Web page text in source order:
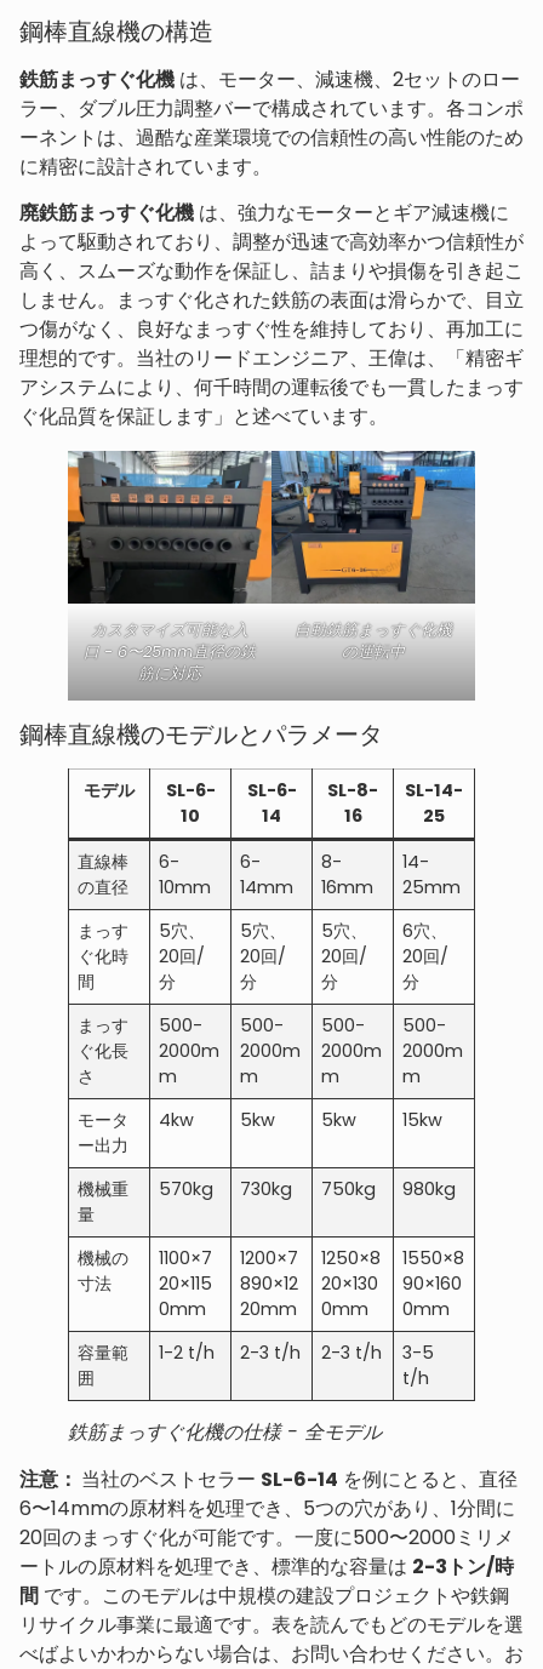
鋼棒直線機の構造
鉄筋まっすぐ化機 は、モーター、減速機、2セットのロー
ラー、ダブル圧力調整バーで構成されています。各コンポ
ーネントは、過酷な産業環境での信頼性の高い性能のため
に精密に設計されています。
廃鉄筋まっすぐ化機 は、強力なモーターとギア減速機に
よって駆動されており、調整が迅速で高効率かつ信頼性が
高く、スムーズな動作を保証し、詰まりや損傷を引き起こ
しません。まっすぐ化された鉄筋の表面は滑らかで、目立
つ傷がなく、良好なまっすぐ性を維持しており、再加工に
理想的です。当社のリードエンジニア、王偉は、「精密ギ
アシステムにより、何千時間の運転後でも一貫したまっす
ぐ化品質を保証します」と述べています。
カスタマイズ可能な入
口 - 6〜25mm直径の鉄
筋に対応
自動鉄筋まっすぐ化機
の運転中
鋼棒直線機のモデルとパラメータ
モデル
SL-6-
10
SL-6-
14
SL-8-
16
SL-14-
25
直線棒
の直径
6-
10mm
6-
14mm
8-
16mm
14-
25mm
まっす
ぐ化時
間
5穴、
20回/
分
5穴、
20回/
分
5穴、
20回/
分
6穴、
20回/
分
まっす
ぐ化長
さ
500-
2000m
m
500-
2000m
m
500-
2000m
m
500-
2000m
m
モータ
ー出力
4kw 5kw 5kw 15kw
機械重
量
570kg 730kg 750kg 980kg
機械の
寸法
1100×7
20×115
0mm
1200×7
890×12
20mm
1250×8
20×130
0mm
1550×8
90×160
0mm
容量範
囲
1-2 t/h 2-3 t/h 2-3 t/h
3-5
t/h
鉄筋まっすぐ化機の仕様 - 全モデル
注意： 当社のベストセラー SL-6-14 を例にとると、直径
6〜14mmの原材料を処理でき、5つの穴があり、1分間に
20回のまっすぐ化が可能です。一度に500〜2000ミリメ
ートルの原材料を処理でき、標準的な容量は 2-3トン/時
間 です。このモデルは中規模の建設プロジェクトや鉄鋼
リサイクル事業に最適です。表を読んでもどのモデルを選
べばよいかわからない場合は、お問い合わせください。お